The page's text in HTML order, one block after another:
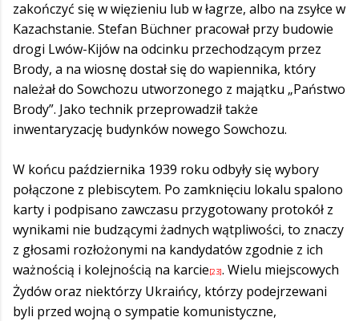
zakończyć się w więzieniu lub w łagrze, albo na zsyłce w
Kazachstanie. Stefan Büchner pracował przy budowie
drogi Lwów-Kijów na odcinku przechodzącym przez
Brody, a na wiosnę dostał się do wapiennika, który
należał do Sowchozu utworzonego z majątku „Państwo
Brody”. Jako technik przeprowadził także
inwentaryzację budynków nowego Sowchozu.
W końcu października 1939 roku odbyły się wybory
połączone z plebiscytem. Po zamknięciu lokalu spalono
karty i podpisano zawczasu przygotowany protokół z
wynikami nie budzącymi żadnych wątpliwości, to znaczy
z głosami rozłożonymi na kandydatów zgodnie z ich
ważnością i kolejnością na karcie[23]. Wielu miejscowych
Żydów oraz niektórzy Ukraińcy, którzy podejrzewani
byli przed wojną o sympatie komunistyczne,